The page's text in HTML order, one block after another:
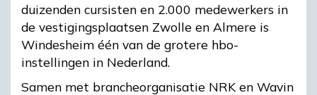
duizenden cursisten en 2.000 medewerkers in
de vestigingsplaatsen Zwolle en Almere is
Windesheim één van de grotere hbo-
instellingen in Nederland.
Samen met brancheorganisatie NRK en Wavin